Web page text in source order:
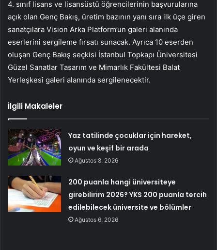
4. sınıf lisans ve lisansüstü öğrencilerinin başvurularına
açık olan Genç Bakış, üretim bazının yanı sıra ilk üçe giren
sanatçılara Vision Arka Platform’un galeri alanında
eserlerini sergileme fırsatı sunacak. Ayrıca 10 eserden
oluşan Genç Bakış seçkisi İstanbul Topkapı Üniversitesi
Güzel Sanatlar Tasarım ve Mimarlık Fakültesi Balat
Yerleşkesi galeri alanında sergilenecektir.
İlgili Makaleler
Yaz tatilinde çocuklar için hareket,
oyun ve keşif bir arada
Ağustos 8, 2026
200 puanla hangi üniversiteye
girebilirim 2026? YKS 200 puanla tercih
edilebilecek üniversite ve bölümler
Ağustos 6, 2026